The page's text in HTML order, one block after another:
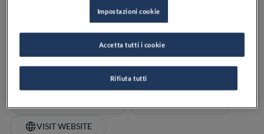
Giovedì,12:30-14:00, 19:30-22:00
VISIT WEBSITE
Impostazioni cookie
Rifiuta tutti
Accetta tutti i cookie